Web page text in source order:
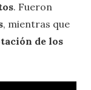
. Fueron
, mientras que
de los